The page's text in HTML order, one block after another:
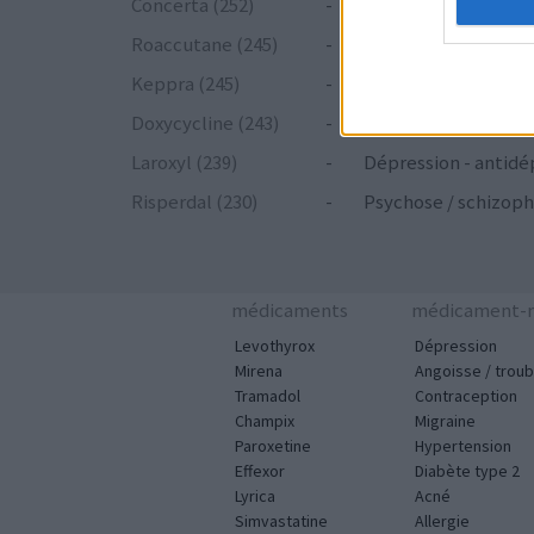
Roaccutane (245)
-
Keppra (245)
-
Doxycycline (243)
-
Laroxyl (239)
-
Dépression -
Risperdal (230)
- Psychose /
médicaments
Levothyrox
Mirena
Tramadol
Champix
Paroxetine
Effexor
Lyrica
Simvastatine
médicament-
Dépression
Angoisse /
Contraception
Migraine
Hypertension
Diabète type 2
Acné
Allergie